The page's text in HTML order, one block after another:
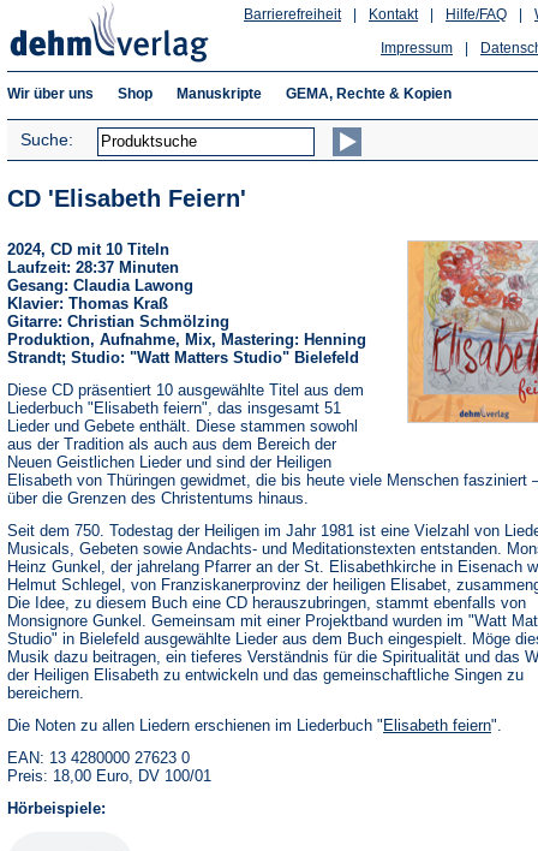
Hilfe/FAQ
Kontakt
Barrierefreiheit
Impressum
Wir über uns Shop Manuskripte GEMA, Rechte & Kopien
Suche:
CD 'Elisabeth Feiern'
2024, CD mit 10 Titeln
Laufzeit: 28:37 Minuten
Gesang: Claudia Lawong
Klavier: Thomas Kraß
Gitarre: Christian Schmölzing
Produktion, Aufnahme, Mix, Mastering: Henning
Strandt; Studio: "Watt Matters Studio" Bielefeld
Diese CD präsentiert 10 ausgewählte Titel aus dem
Liederbuch "Elisabeth feiern", das insgesamt 51
Lieder und Gebete enthält. Diese stammen sowohl
aus der Tradition als auch aus dem Bereich der
Neuen Geistlichen Lieder und sind der Heiligen
Elisabeth von Thüringen gewidmet, die bis heute viele Menschen fasziniert
über die Grenzen des Christentums hinaus.
Seit dem 750. Todestag der Heiligen im Jahr 1981 ist eine Vielzahl von
Musicals, Gebeten sowie Andachts- und Meditationstexten entstanden.
Heinz Gunkel, der jahrelang Pfarrer an der St. Elisabethkirche in Eisenach
Helmut Schlegel, von Franziskanerprovinz der heiligen Elisabet,
Die Idee, zu diesem Buch eine CD herauszubringen, stammt ebenfalls von
Monsignore Gunkel. Gemeinsam mit einer Projektband wurden im "Watt
Studio" in Bielefeld ausgewählte Lieder aus dem Buch eingespielt. Möge
Musik dazu beitragen, ein tieferes Verständnis für die Spiritualität und das
der Heiligen Elisabeth zu entwickeln und das gemeinschaftliche Singen zu
bereichern.
Die Noten zu allen Liedern erschienen im Liederbuch " Elisabeth feiern".
EAN: 13 4280000 27623 0
Preis: 18,00 Euro, DV 100/01
Hörbeispiele: